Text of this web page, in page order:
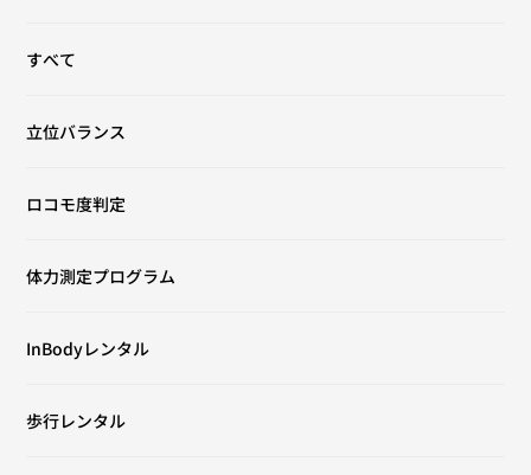
すべて
立位バランス
ロコモ度判定
体力測定プログラム
InBodyレンタル
歩行レンタル